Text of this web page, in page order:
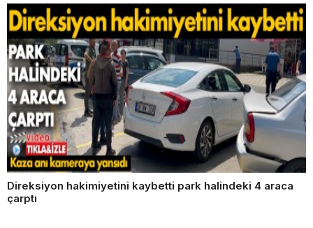
Direksiyon hakimiyetini kaybetti park halindeki 4 araca
çarptı